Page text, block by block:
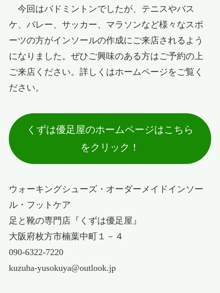
今回はバドミントンでしたが、テニスやバス
ケ、バレー、サッカー、マラソンなど様々なスポ
ーツの方がインソールの作成にご来店されるよう
になりました。ぜひご興味のある方はご予約の上
ご来店ください。詳しくはホームページをご覧く
ださい。
くずは優足屋のホームページはこちら
をクリック！
ウォーキングシューズ・オーダーメイドインソー
ル・フットケア
足と靴の専門店『くずは優足屋』
大阪府枚方市楠葉中町１－４
090-6322-7220
kuzuha-yusokuya@outlook.jp